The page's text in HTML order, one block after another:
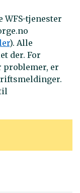
WFS-tjenester
). Alle
der. For
er